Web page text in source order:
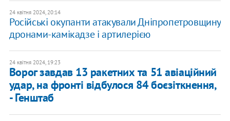
24 квітня 2024, 20:14
Російські окупанти атакували Дніпропетровщину
дронами-камікадзе і артилерією
24 квітня 2024, 19:23
Ворог завдав 13 ракетних та 51 авіаційний
удар, на фронті відбулося 84 боєзіткнення,
- Генштаб